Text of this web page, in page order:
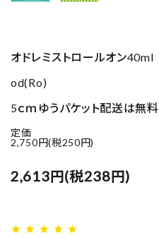
オドレミストロールオン40ml
od(Ro)
5ｃｍゆうパケット配送は無料
定価
2,750円(税250円)
2,613円(税238円)
star star star star star